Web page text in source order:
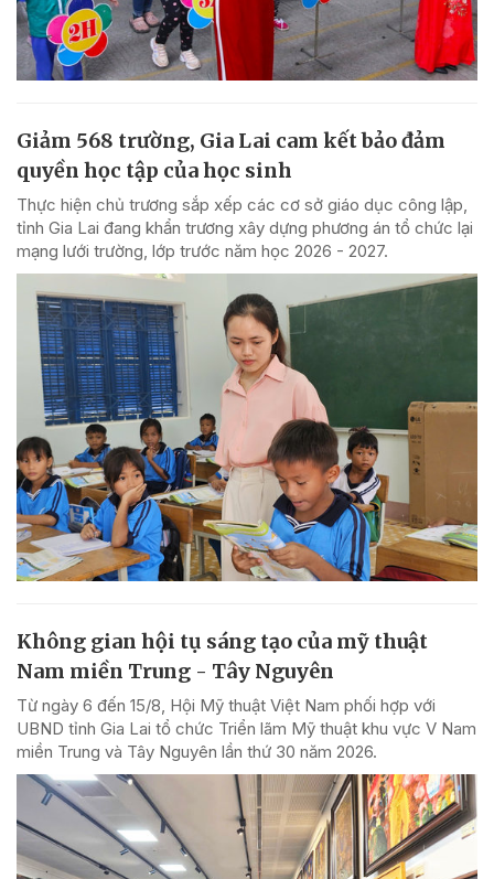
Giảm 568 trường, Gia Lai cam kết bảo đảm
quyền học tập của học sinh
Thực hiện chủ trương sắp xếp các cơ sở giáo dục công lập,
tỉnh Gia Lai đang khẩn trương xây dựng phương án tổ chức lại
mạng lưới trường, lớp trước năm học 2026 - 2027.
Không gian hội tụ sáng tạo của mỹ thuật
Nam miền Trung - Tây Nguyên
Từ ngày 6 đến 15/8, Hội Mỹ thuật Việt Nam phối hợp với
UBND tỉnh Gia Lai tổ chức Triển lãm Mỹ thuật khu vực V Nam
miền Trung và Tây Nguyên lần thứ 30 năm 2026.